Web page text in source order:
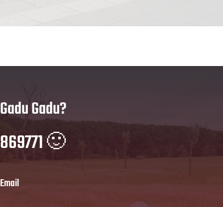
Gadu Gadu?
869771 🙂
Email